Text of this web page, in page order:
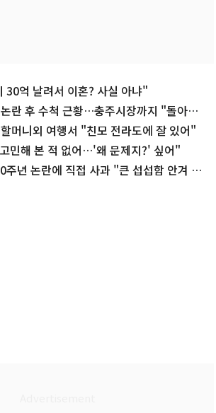
30억 날려서 이혼? 사실 아냐"
란 후 수척 근황…충주시장까지 "돌아올
머니외 여행서 "친모 전라도에 잘 있어"
민해 본 적 없어…'왜 문제지?' 싶어"
주년 논란에 직접 사과 "큰 섭섭함 안겨 미